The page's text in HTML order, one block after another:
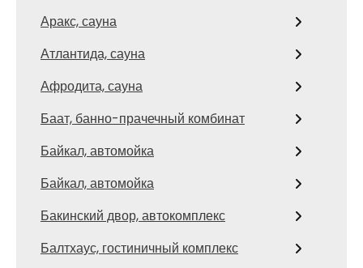
Аракс, сауна
Атлантида, сауна
Афродита, сауна
Баат, банно-прачечный комбинат
Байкал, автомойка
Байкал, автомойка
Бакинский двор, автокомплекс
Балтхаус, гостиничный комплекс